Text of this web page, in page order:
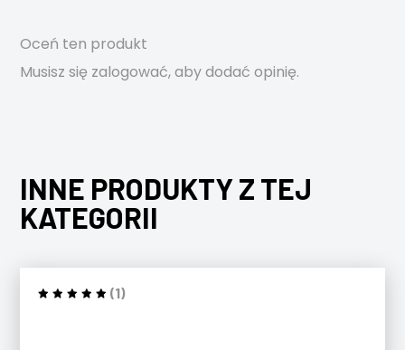
Oceń ten produkt
Musisz się zalogować, aby dodać opinię.
INNE PRODUKTY Z TEJ
KATEGORII
(1)